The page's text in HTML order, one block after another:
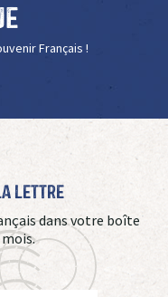
Français !
Lettre
dans votre boîte